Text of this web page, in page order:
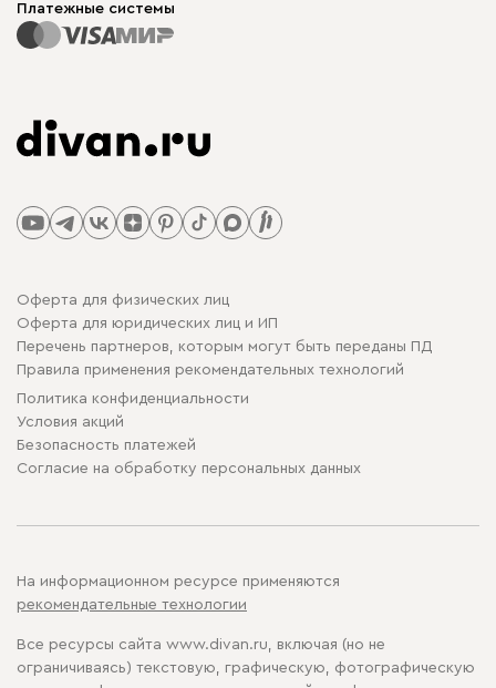
Платежные системы
Оферта для физических лиц
Оферта для юридических лиц и ИП
Перечень партнеров, которым могут быть переданы ПД
Правила применения рекомендательных технологий
Политика конфиденциальности
Условия акций
Безопасность платежей
Cогласие на обработку персональных данных
На информационном ресурсе применяются
рекомендательные технологии
Все ресурсы сайта www.divan.ru, включая (но не
ограничиваясь) текстовую, графическую, фотографическую